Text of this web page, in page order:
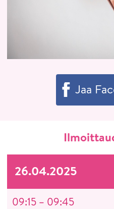
Jaa
26.04.2025
09:15 – 09:45